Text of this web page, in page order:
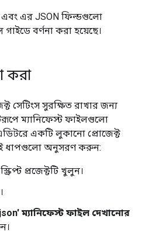
এবং এর JSON ফিল্ডগুলো
গাইডে বর্ণনা করা হয়েছে।
করা
সেটিংস সুরক্ষিত রাখার জন্য
ম্যানিফেস্ট ফাইলগুলো
একটি লুকানো প্রোজেক্ট
ধাপগুলো অনুসরণ করুন:
প্রজেক্টটি খুলুন।
ম্যানিফেস্ট ফাইল দেখানোর